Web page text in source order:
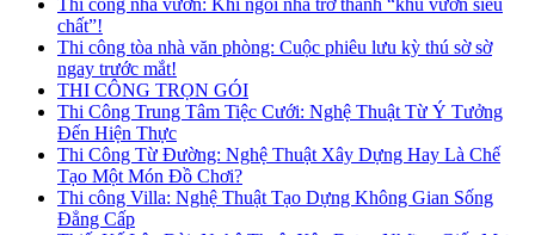
Thi công nhà vườn: Khi ngôi nhà trở thành “khu vườn siêu
chất”!
Thi công tòa nhà văn phòng: Cuộc phiêu lưu kỳ thú sờ sờ
ngay trước mắt!
THI CÔNG TRỌN GÓI
Thi Công Trung Tâm Tiệc Cưới: Nghệ Thuật Từ Ý Tưởng
Đến Hiện Thực
Thi Công Từ Đường: Nghệ Thuật Xây Dựng Hay Là Chế
Tạo Một Món Đồ Chơi?
Thi công Villa: Nghệ Thuật Tạo Dựng Không Gian Sống
Đẳng Cấp